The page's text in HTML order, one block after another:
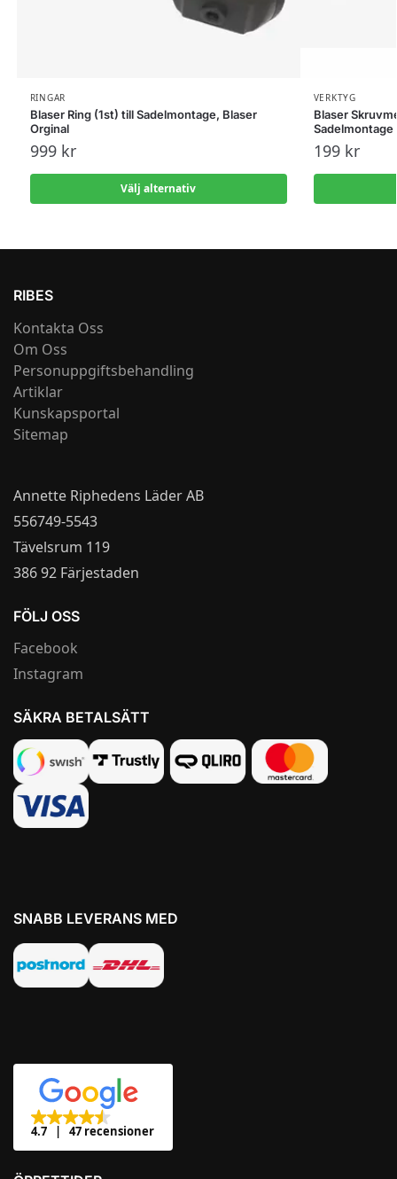
RINGAR
Blaser Ring (1st) till Sadelmontage, Blaser
Orginal
999 kr
Välj alternativ
VERKTYG
Blaser
Sadelmontage
199 kr
RIBES
Kontakta Oss
Om Oss
Personuppgiftsbehandling
Artiklar
Kunskapsportal
Sitemap
Annette Riphedens Läder AB
556749-5543
Tävelsrum 119
386 92 Färjestaden
FÖLJ OSS
Facebook
Instagram
SÄKRA BETALSÄTT
SNABB LEVERANS MED
4.7 47 recensioner